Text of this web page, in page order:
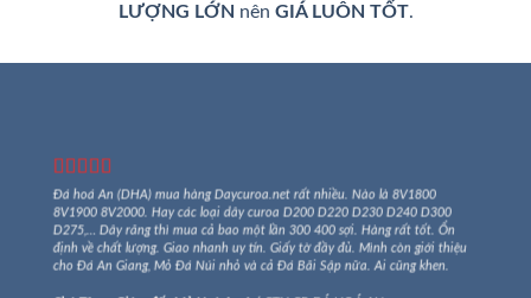
LƯỢNG LỚN nên GIÁ LUÔN TỐT.
Đá hoá An (DHA)mua hàng Daycuroa.netrất nhiều. Nào là 8V1800
8V1900 8V2000. Hay các loại dây curoa D200 D220 D230 D240 D300
D275,… Dây răng thì mua cả bao một lần 300 400 sợi. Hàng rất tốt. Ổn
định về chất lượng. Giao nhanh uy tín. Giấy tờ đầy đủ. Mình còn giới thiệu
cho Đá An Giang, Mỏ Đá Núi nhỏ và cả Đá Bãi Sập nữa. Ai cũng khen.